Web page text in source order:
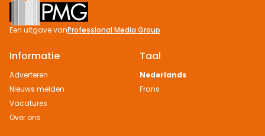
Footer
Een uitgave vanProfessional Media Group
Informatie
Adverteren
Nieuws melden
Vacatures
Over ons
Taal
Nederlands
Frans